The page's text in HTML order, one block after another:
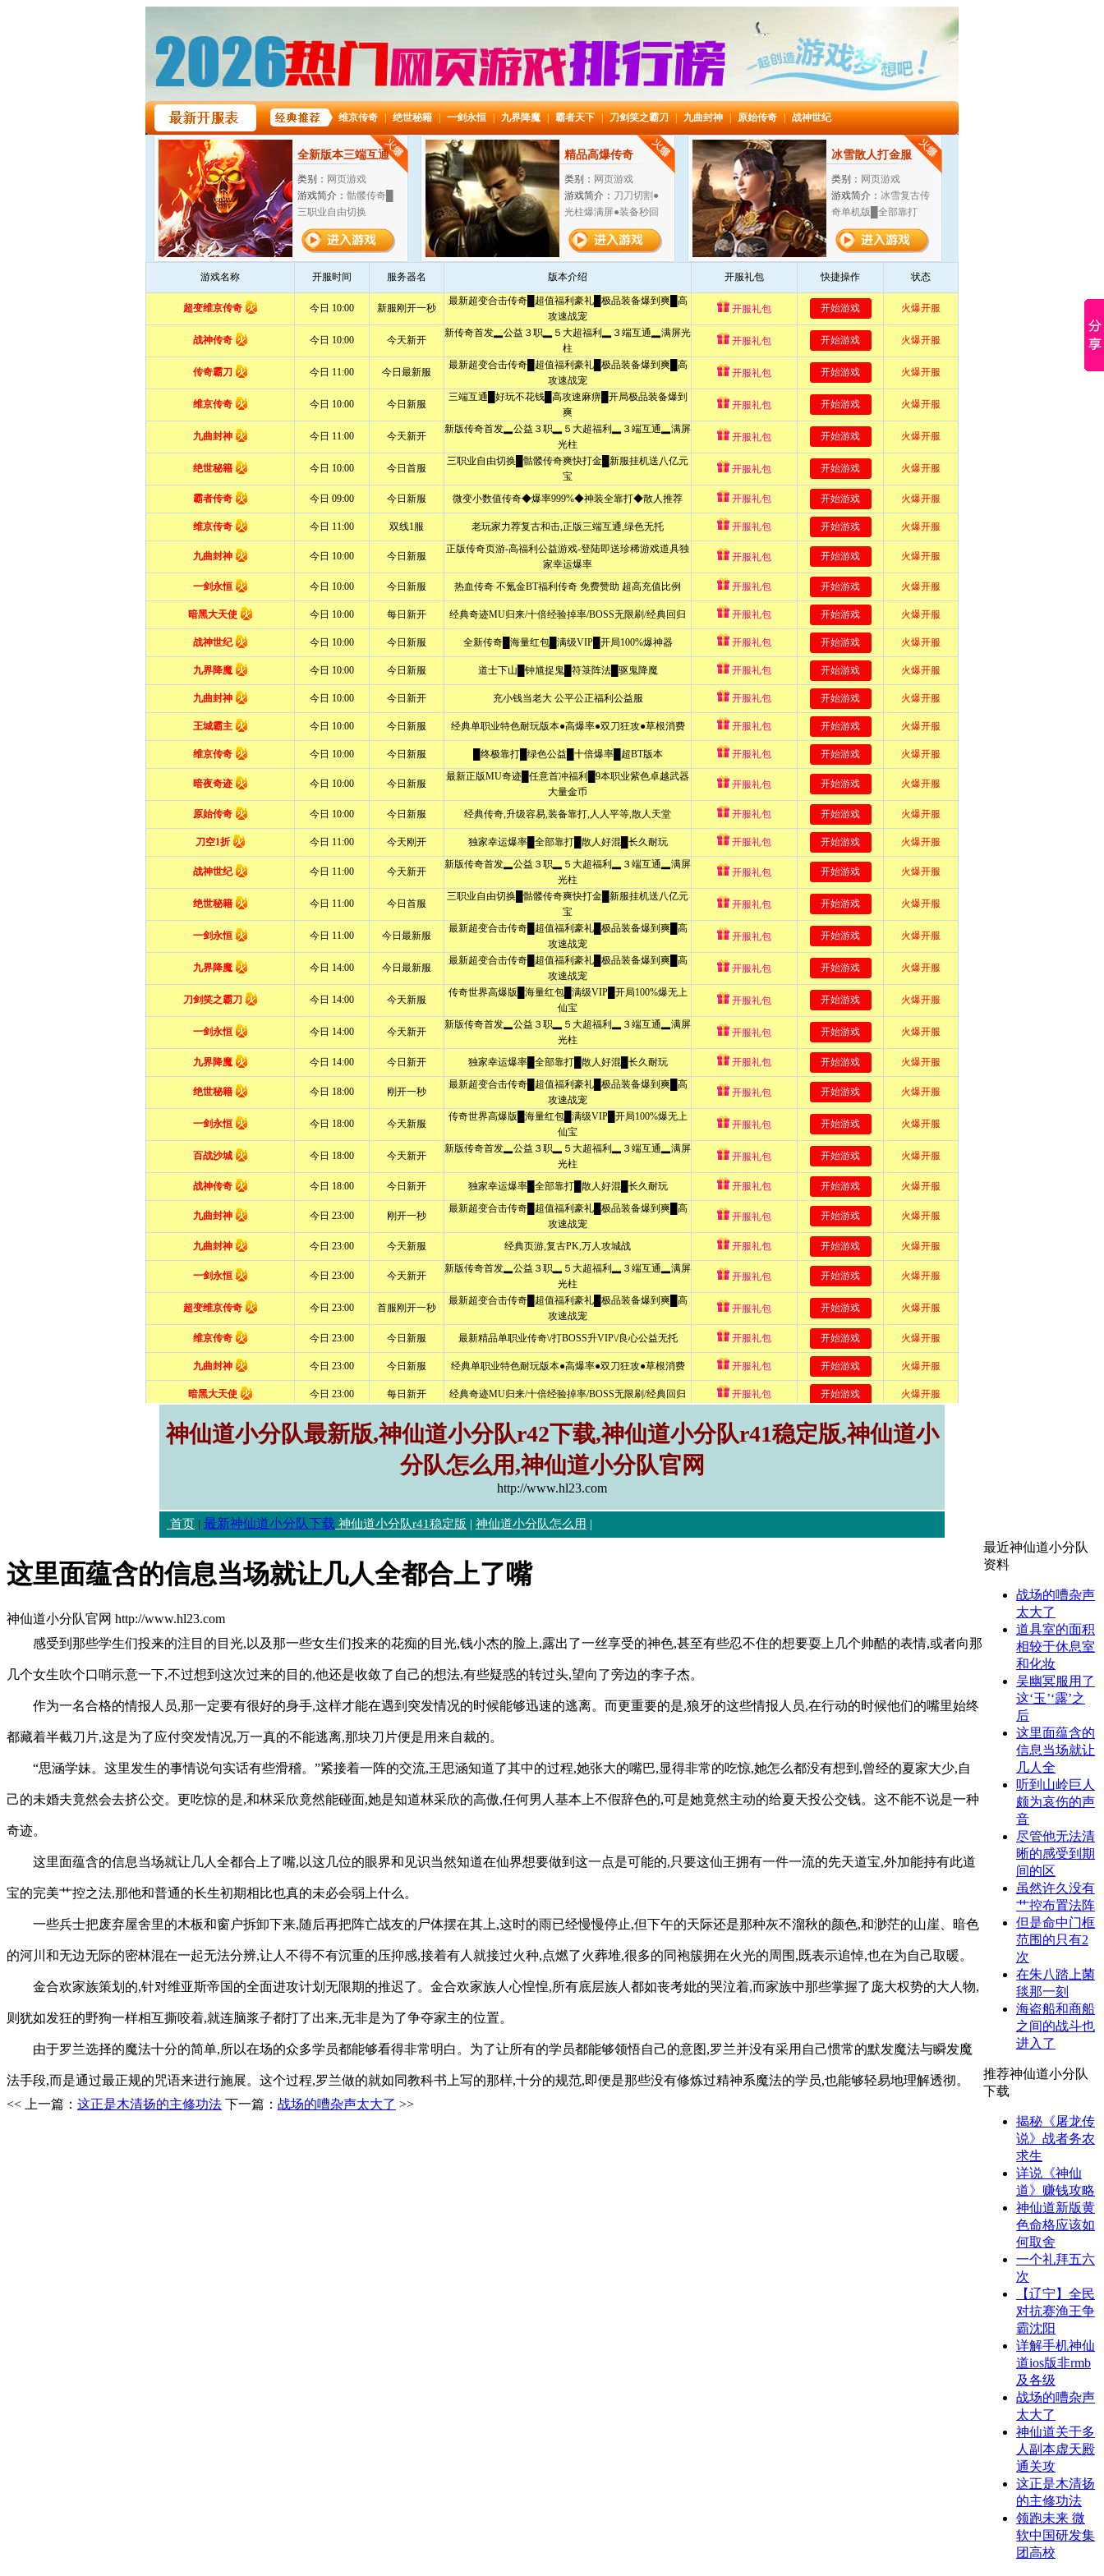
神仙道小分队最新版,神仙道小分队r42下载,神仙道小分队r41稳定版,神仙道小
分队怎么用,神仙道小分队官网
http://www.hl23.com
首页 | 最新神仙道小分队下载 神仙道小分队r41稳定版 | 神仙道小分队怎么用 |
这里面蕴含的信息当场就让几人全都合上了嘴
神仙道小分队官网 http://www.hl23.com
感受到那些学生们投来的注目的目光,以及那一些女生们投来的花痴的目光,钱小杰的脸上,露出了一丝享受的神色,甚至有些忍不住的想要耍上几个帅酷的表情,或者向那
几个女生吹个口哨示意一下,不过想到这次过来的目的,他还是收敛了自己的想法,有些疑惑的转过头,望向了旁边的李子杰。
作为一名合格的情报人员,那一定要有很好的身手,这样才能在遇到突发情况的时候能够迅速的逃离。而更重要的是,狼牙的这些情报人员,在行动的时候他们的嘴里始终
都藏着半截刀片,这是为了应付突发情况,万一真的不能逃离,那块刀片便是用来自裁的。
“思涵学妹。这里发生的事情说句实话有些滑稽。”紧接着一阵的交流,王思涵知道了其中的过程,她张大的嘴巴,显得非常的吃惊,她怎么都没有想到,曾经的夏家大少,自
己的未婚夫竟然会去挤公交。更吃惊的是,和林采欣竟然能碰面,她是知道林采欣的高傲,任何男人基本上不假辞色的,可是她竟然主动的给夏天投公交钱。这不能不说是一种
奇迹。
这里面蕴含的信息当场就让几人全都合上了嘴,以这几位的眼界和见识当然知道在仙界想要做到这一点是可能的,只要这仙王拥有一件一流的先天道宝,外加能持有此道
宝的完美艹控之法,那他和普通的长生初期相比也真的未必会弱上什么。
一些兵士把废弃屋舍里的木板和窗户拆卸下来,随后再把阵亡战友的尸体摆在其上,这时的雨已经慢慢停止,但下午的天际还是那种灰不溜秋的颜色,和渺茫的山崖、暗色
的河川和无边无际的密林混在一起无法分辨,让人不得不有沉重的压抑感,接着有人就接过火种,点燃了火葬堆,很多的同袍簇拥在火光的周围,既表示追悼,也在为自己取暖。
金合欢家族策划的,针对维亚斯帝国的全面进攻计划无限期的推迟了。金合欢家族人心惶惶,所有底层族人都如丧考妣的哭泣着,而家族中那些掌握了庞大权势的大人物,
则犹如发狂的野狗一样相互撕咬着,就连脑浆子都打了出来,无非是为了争夺家主的位置。
由于罗兰选择的魔法十分的简单,所以在场的众多学员都能够看得非常明白。为了让所有的学员都能够领悟自己的意图,罗兰并没有采用自己惯常的默发魔法与瞬发魔
法手段,而是通过最正规的咒语来进行施展。这个过程,罗兰做的就如同教科书上写的那样,十分的规范,即便是那些没有修炼过精神系魔法的学员,也能够轻易地理解透彻。
<< 上一篇： 这正是木清扬的主修功法 下一篇： 战场的嘈杂声太大了 >>
最近神仙道小分队
资料
战场的嘈杂声
太大了
道具室的面积
相较于休息室
和化妆
吴幽冥服用了
这‘玉’‘露’之
后
这里面蕴含的
信息当场就让
几人全
听到山岭巨人
颇为哀伤的声
音
尽管他无法清
晰的感受到期
间的区
虽然许久没有
艹控布置法阵
但是命中门框
范围的只有2
次
在朱八踏上菌
毯那一刻
海盗船和商船
之间的战斗也
进入了
推荐神仙道小分队
下载
揭秘《屠龙传
说》战者务农
求生
详说《神仙
道》赚钱攻略
神仙道新版黄
色命格应该如
何取舍
一个礼拜五六
次
【辽宁】全民
对抗赛渔王争
霸沈阳
详解手机神仙
道ios版非rmb
及各级
战场的嘈杂声
太大了
神仙道关于多
人副本虚天殿
通关攻
这正是木清扬
的主修功法
领跑未来 微
软中国研发集
团高校